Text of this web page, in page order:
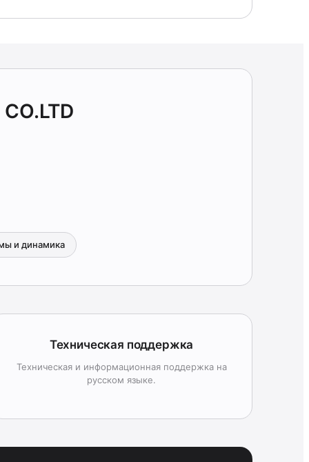
и динамика
Техническая поддержка
Техническая и информационная поддержка на
русском языке.